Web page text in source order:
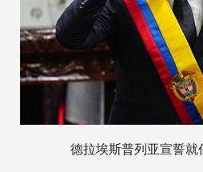
德拉埃斯普列亚宣誓就